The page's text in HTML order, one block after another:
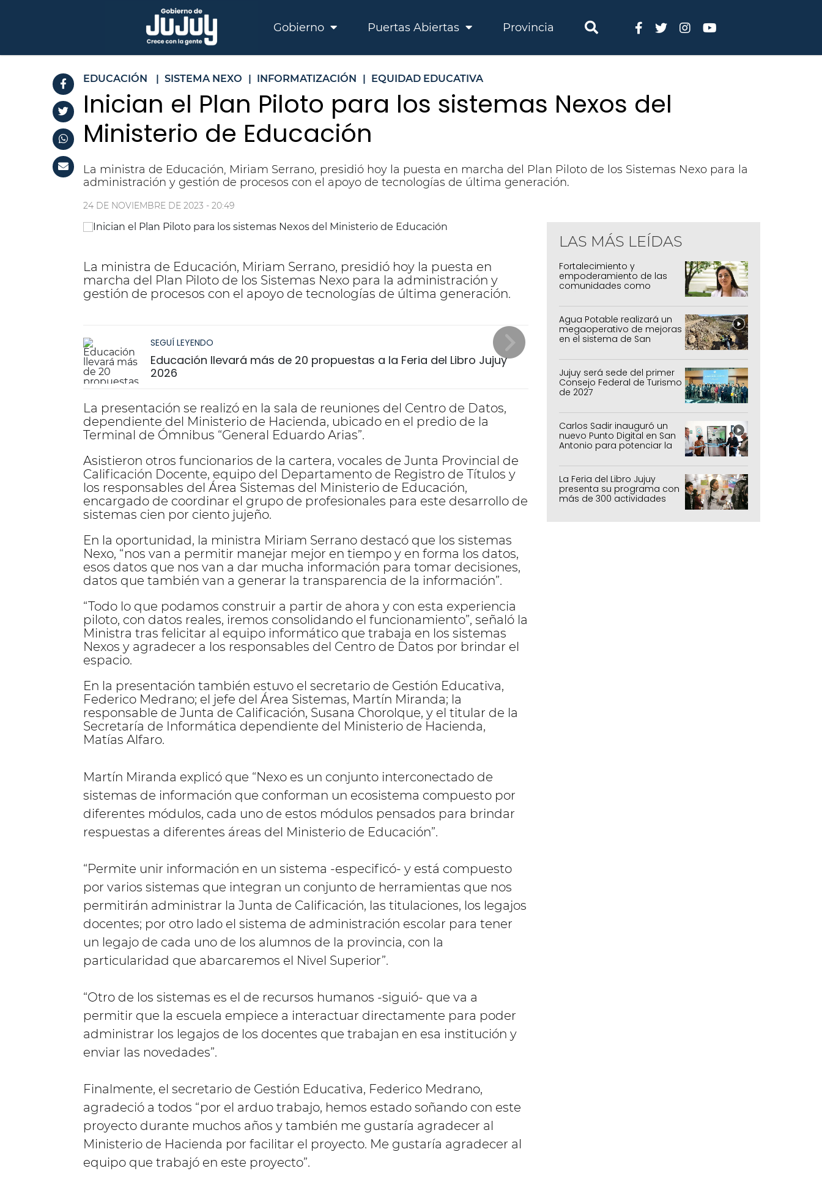
Gobierno Puertas Abiertas Provincia
EDUCACIÓN | SISTEMA NEXO | INFORMATIZACIÓN | EQUIDAD EDUCATIVA
Inician el Plan Piloto para los sistemas Nexos del
Ministerio de Educación
La ministra de Educación, Miriam Serrano, presidió hoy la puesta en marcha del Plan Piloto de los Sistemas Nexo para la
administración y gestión de procesos con el apoyo de tecnologías de última generación.
24 DE NOVIEMBRE DE 2023 - 20:49
La ministra de Educación, Miriam Serrano, presidió hoy la puesta en
marcha del Plan Piloto de los Sistemas Nexo para la administración y
gestión de procesos con el apoyo de tecnologías de última generación.
SEGUÍ LEYENDO
Educación llevará más de 20 propuestas a la Feria del Libro Jujuy
2026
La presentación se realizó en la sala de reuniones del Centro de Datos,
dependiente del Ministerio de Hacienda, ubicado en el predio de la
Terminal de Ómnibus “General Eduardo Arias”.
Asistieron otros funcionarios de la cartera, vocales de Junta Provincial de
Calificación Docente, equipo del Departamento de Registro de Títulos y
los responsables del Área Sistemas del Ministerio de Educación,
encargado de coordinar el grupo de profesionales para este desarrollo de
sistemas cien por ciento jujeño.
En la oportunidad, la ministra Miriam Serrano destacó que los sistemas
Nexo, “nos van a permitir manejar mejor en tiempo y en forma los datos,
esos datos que nos van a dar mucha información para tomar decisiones,
datos que también van a generar la transparencia de la información”.
“Todo lo que podamos construir a partir de ahora y con esta experiencia
piloto, con datos reales, iremos consolidando el funcionamiento”, señaló la
Ministra tras felicitar al equipo informático que trabaja en los sistemas
Nexos y agradecer a los responsables del Centro de Datos por brindar el
espacio.
En la presentación también estuvo el secretario de Gestión Educativa,
Federico Medrano; el jefe del Área Sistemas, Martín Miranda; la
responsable de Junta de Calificación, Susana Chorolque, y el titular de la
Secretaría de Informática dependiente del Ministerio de Hacienda,
Matías Alfaro.
Martín Miranda explicó que “Nexo es un conjunto interconectado de
sistemas de información que conforman un ecosistema compuesto por
diferentes módulos, cada uno de estos módulos pensados para brindar
respuestas a diferentes áreas del Ministerio de Educación”.
“Permite unir información en un sistema -especificó- y está compuesto
por varios sistemas que integran un conjunto de herramientas que nos
permitirán administrar la Junta de Calificación, las titulaciones, los legajos
docentes; por otro lado el sistema de administración escolar para tener
un legajo de cada uno de los alumnos de la provincia, con la
particularidad que abarcaremos el Nivel Superior”.
“Otro de los sistemas es el de recursos humanos -siguió- que va a
permitir que la escuela empiece a interactuar directamente para poder
administrar los legajos de los docentes que trabajan en esa institución y
enviar las novedades”.
Finalmente, el secretario de Gestión Educativa, Federico Medrano,
agradeció a todos “por el arduo trabajo, hemos estado soñando con este
proyecto durante muchos años y también me gustaría agradecer al
Ministerio de Hacienda por facilitar el proyecto. Me gustaría agradecer al
equipo que trabajó en este proyecto”.
LAS MÁS LEÍDAS
Fortalecimiento y
empoderamiento de las
comunidades como
Agua Potable realizará un
megaoperativo de mejoras
en el sistema de San
Jujuy será sede del primer
Consejo Federal de Turismo
de 2027
Carlos Sadir inauguró un
nuevo Punto Digital en San
Antonio para potenciar la
inclusión tecnológica
La Feria del Libro Jujuy
presenta su programa con
más de 300 actividades